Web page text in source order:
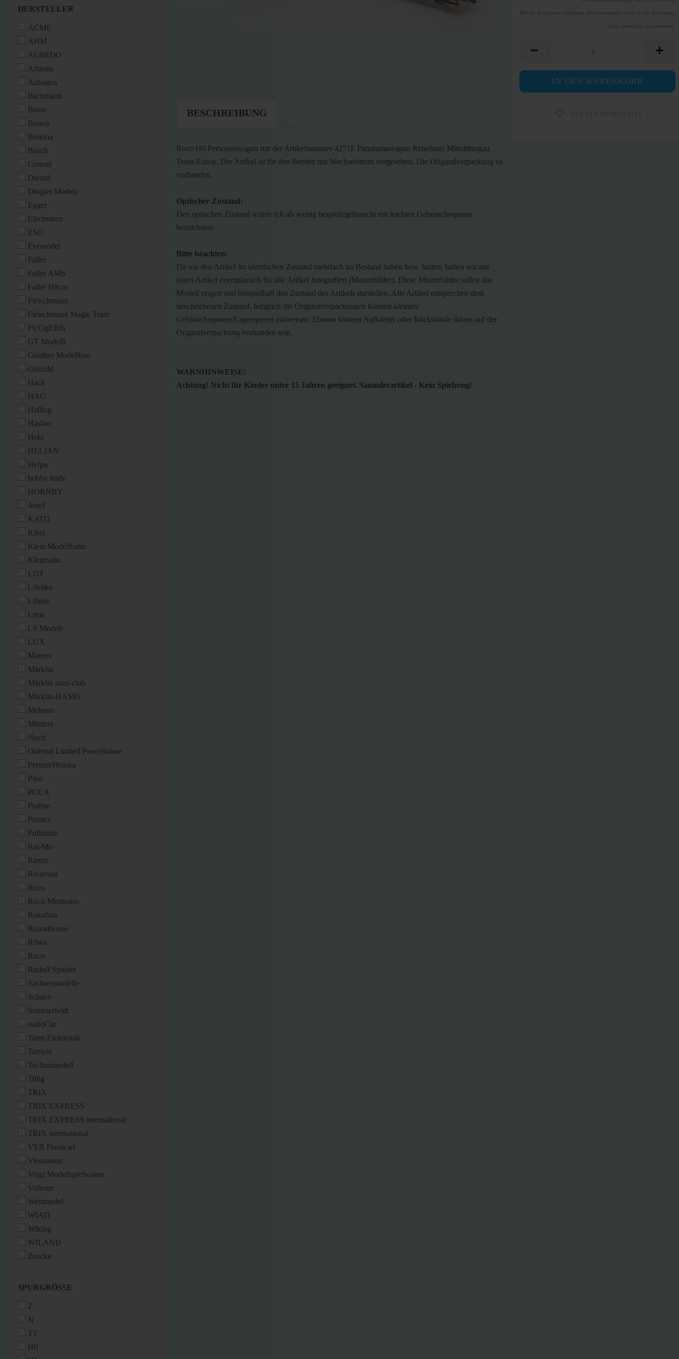
Die im Kaufpreis enthaltene Mehrwertsteuer wird in der Rechnung
nicht gesondert ausgewiesen.
BESCHREIBUNG
Roco H0 Personenwagen mit der Artikelnummer 4271F Panoramawagen Reisebüro Mittelthurgau
Trans-Europ. Der Artikel ist für den Betrieb mit Wechselstrom vorgesehen. Die Originalverpackung ist
vorhanden.
Optischer Zustand:
Den optischen Zustand würde ich als wenig bespielt/gebraucht mit leichten Gebrauchsspuren
bezeichnen.
Bitte beachten:
Da wir den Artikel im identischen Zustand mehrfach im Bestand haben bzw. hatten, haben wir nur
einen Artikel exemplarisch für alle Artikel fotografiert (Musterbilder). Diese Musterbilder sollen das
Modell zeigen und beispielhaft den Zustand des Artikels darstellen. Alle Artikel entsprechen dem
beschriebenen Zustand, lediglich die Originalverpackungen können kleinere
Gebrauchsspuren/Lagerspuren aufweisen. Ebenso können Aufkleber oder Rückstände davon auf der
Originalverpackung vorhanden sein.
WARNHINWEISE:
Achtung! Nicht für Kinder unter 15 Jahren geeignet. Sammlerartikel - Kein Spielzeug!
HERSTELLER
HERSTELLER
ACME
AHM
ALBEDO
Athearn
Auhagen
Bachmann
Bemo
Brawa
Brekina
Busch
Conrad
Dietzel
Dingler Models
Egger
Electrotren
ESU
Evemodel
Faller
Faller AMS
Faller Hitcar
Fleischmann
Fleischmann Magic Train
FUGgERth
GT Modelli
Günther Modellbau
Gützold
Hack
HAG
Halling
Hasbro
Heki
HELJAN
Herpa
hobby trade
HORNBY
Jouef
KATO
Kibri
Klein Modellbahn
Kleinbahn
LDT
Lifelike
Liliput
Lima
LS Models
LUX
Mamos
Märklin
Märklin mini-club
Märklin-HAMO
Mehano
Minitrix
Noch
Oriental Limited Powerhouse
Permot/Hruska
Piko
POLA
Praline
Primex
Pullmann
Rai-Mo
Rietze
Rivarossi
Roco
Roco Minitrains
Rokuhan
Roundhouse
Röwa
Ruco
Rudolf Spitaler
Sachsenmodelle
Schuco
Sommerfeldt
staboCar
Tams Elektronik
Tamyia
Technomodell
Tillig
TRIX
TRIX EXPRESS
TRIX EXPRESS international
TRIX international
VEB Plasticart
Viessmann
Voigt Modellspielwaren
Vollmer
Westmodel
WIAD
Wiking
WILAND
Zeucke
SPURGRÖSSE
SPURGRÖSSE
Z
N
TT
H0